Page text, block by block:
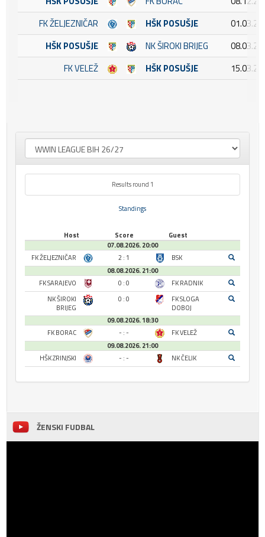
FK ŽELJEZNIČAR
HŠK POSUŠJE
HŠK POSUŠJE
NK ŠIROKI BRIJEG
FK VELEŽ
HŠK POSUŠJE
Results round 1
Standings
Host Score
Guest
07.08.2026. 20:00
FK ŽELJEZNIČAR
2 : 1
BSK
08.08.2026. 21:00
FK SARAJEVO
0 : 0
FK RADNIK
NK ŠIROKI
BRIJEG
0 : 0
FK SLOGA
DOBOJ
09.08.2026. 18:30
FK BORAC
- : -
FK VELEŽ
09.08.2026. 21:00
HŠK ZRINJSKI
- : - NK ČELIK
ŽENSKI FUDBAL